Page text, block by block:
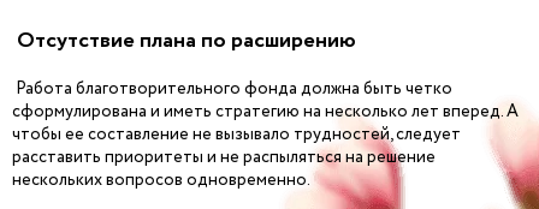
Отсутствие плана по расширению
Работа благотворительного фонда должна быть четко
сформулирована и иметь стратегию на несколько лет вперед. А
чтобы ее составление не вызывало трудностей, следует
расставить приоритеты и не распыляться на решение
нескольких вопросов одновременно.